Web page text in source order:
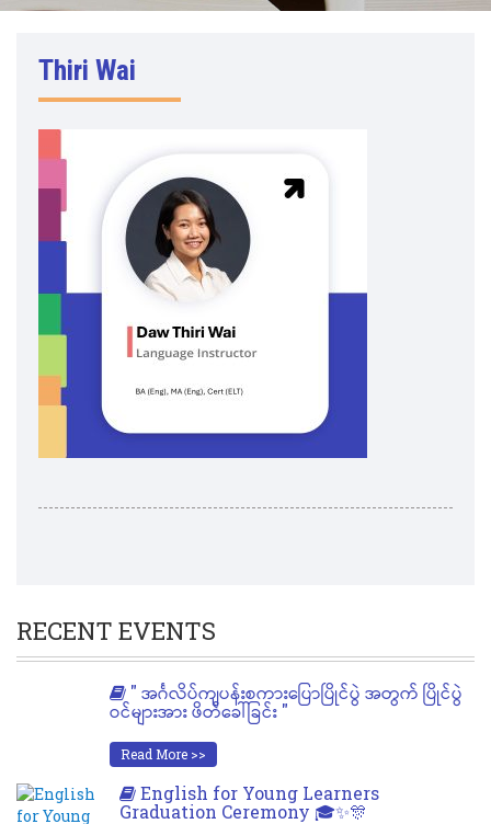
Thiri Wai
RECENT EVENTS
" အင်္ဂလိပ်ကျပန်းစကားပြောပြိုင်ပွဲ အတွက် ပြိုင်ပွဲ
ဝင်များအား ဖိတ်ခေါ်ခြင်း "
Read More >>
English for Young Learners
Graduation Ceremony 🎓✨🎊